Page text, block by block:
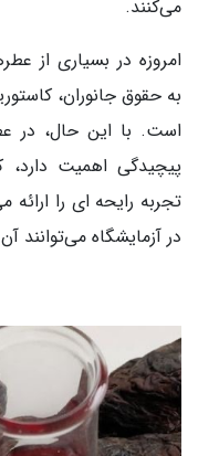
می‌کنند.
امروزه در بسیاری از
به حقوق جانوران،
است. با این حال، در
پیچیدگی اهمیت دارد،
تجربه رایحه ای را
در آزمایشگاه می‌توانند آن